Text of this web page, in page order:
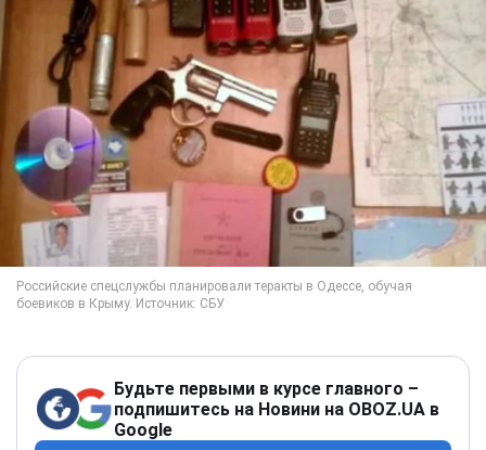
Будьте первыми в курсе главного –
подпишитесь на Новини на OBOZ.UA в
Google